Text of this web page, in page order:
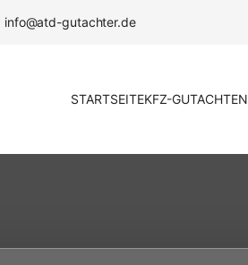
info@atd-gutachter.de
STARTSEITEKFZ-GUTACHTEN